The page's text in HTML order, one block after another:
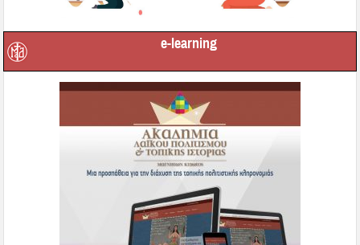
e-learning